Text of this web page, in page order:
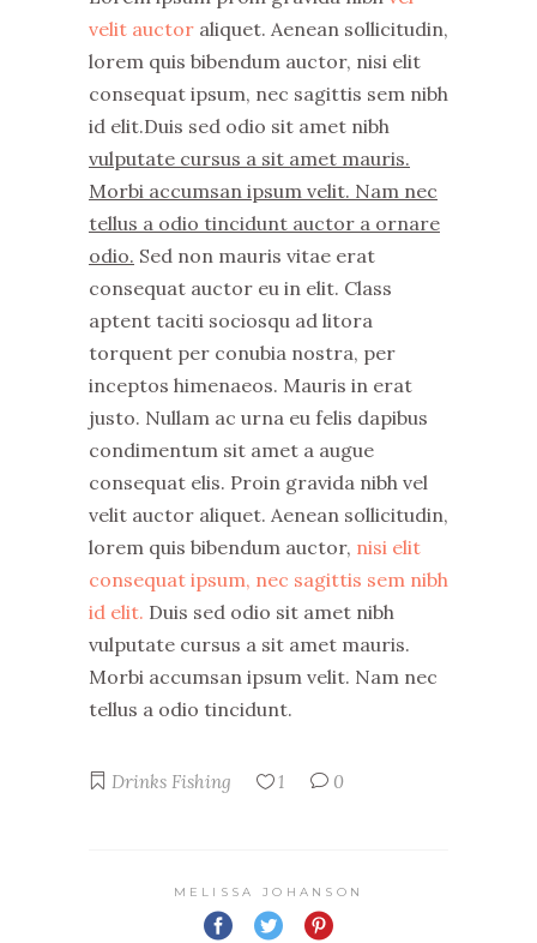
velit auctor aliquet. Aenean sollicitudin,
lorem quis bibendum auctor, nisi elit
consequat ipsum, nec sagittis sem nibh
id elit.Duis sed odio sit amet nibh
vulputate cursus a sit amet mauris.
Morbi accumsan ipsum velit. Nam nec
tellus a odio tincidunt auctor a ornare
odio. Sed non mauris vitae erat
consequat auctor eu in elit. Class
aptent taciti sociosqu ad litora
torquent per conubia nostra, per
inceptos himenaeos. Mauris in erat
justo. Nullam ac urna eu felis dapibus
condimentum sit amet a augue
consequat elis. Proin gravida nibh vel
velit auctor aliquet. Aenean sollicitudin,
lorem quis bibendum auctor, nisi elit
consequat ipsum, nec sagittis sem nibh
id elit. Duis sed odio sit amet nibh
vulputate cursus a sit amet mauris.
Morbi accumsan ipsum velit. Nam nec
tellus a odio tincidunt.
Drinks Fishing 1 0
MELISSA JOHANSON